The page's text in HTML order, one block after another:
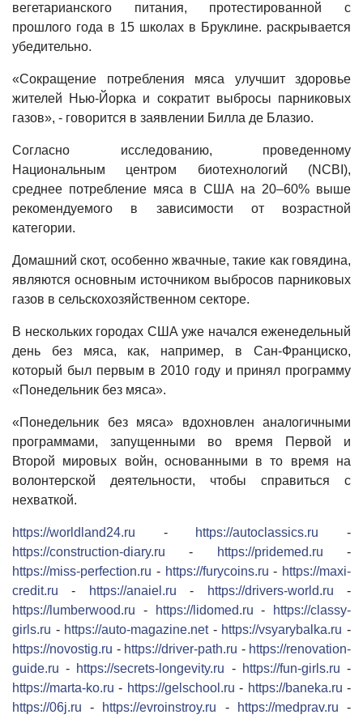
вегетарианского питания, протестированной с
прошлого года в 15 школах в Бруклине. раскрывается
убедительно.
«Сокращение потребления мяса улучшит здоровье
жителей Нью-Йорка и сократит выбросы парниковых
газов», - говорится в заявлении Билла де Блазио.
Согласно исследованию, проведенному
Национальным центром биотехнологий (NCBI),
среднее потребление мяса в США на 20–60% выше
рекомендуемого в зависимости от возрастной
категории.
Домашний скот, особенно жвачные, такие как говядина,
являются основным источником выбросов парниковых
газов в сельскохозяйственном секторе.
В нескольких городах США уже начался еженедельный
день без мяса, как, например, в Сан-Франциско,
который был первым в 2010 году и принял программу
«Понедельник без мяса».
«Понедельник без мяса» вдохновлен аналогичными
программами, запущенными во время Первой и
Второй мировых войн, основанными в то время на
волонтерской деятельности, чтобы справиться с
нехваткой.
https://worldland24.ru - https://autoclassics.ru -
https://construction-diary.ru - https://pridemed.ru -
https://miss-perfection.ru - https://furycoins.ru - https://maxi-
credit.ru - https://anaiel.ru - https://drivers-world.ru -
https://lumberwood.ru - https://lidomed.ru -
https://classy-
girls.ru - https://auto-magazine.net- https://vsyarybalka.ru -
https://novostig.ru - https://driver-path.ru - https://renovation-
guide.ru - https://secrets-longevity.ru - https://fun-girls.ru -
https://marta-ko.ru - https://gelschool.ru - https://baneka.ru -
https://06j.ru - https://evroinstroy.ru - https://medprav.ru -